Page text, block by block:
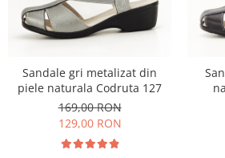
Sandale gri metalizat din
piele naturala Codruta 127
169,00 RON
129,00 RON